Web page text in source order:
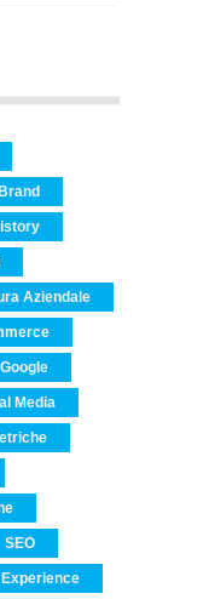
Aziendale
Google
Media
SEO